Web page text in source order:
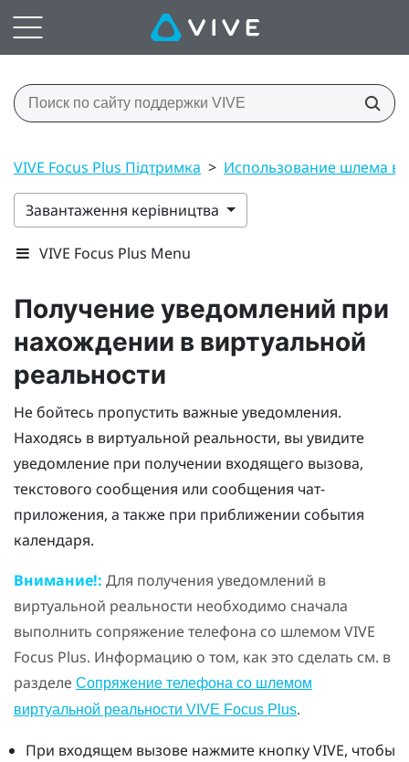
VIVE Focus Plus Підтримка > Использование шлема
Завантаження керівництва
VIVE Focus Plus Menu
Получение уведомлений при
нахождении в виртуальной
реальности
Не бойтесь пропустить важные уведомления.
Находясь в виртуальной реальности, вы увидите
уведомление при получении входящего вызова,
текстового сообщения или сообщения чат-
приложения, а также при приближении события
календаря.
Внимание!: Для получения уведомлений в
виртуальной реальности необходимо сначала
выполнить сопряжение телефона со шлемом VIVE
Focus Plus. Информацию о том, как это сделать см. в
разделе Сопряжение телефона со шлемом
виртуальной реальности VIVE Focus Plus.
При входящем вызове нажмите кнопкуVIVE, чтобы